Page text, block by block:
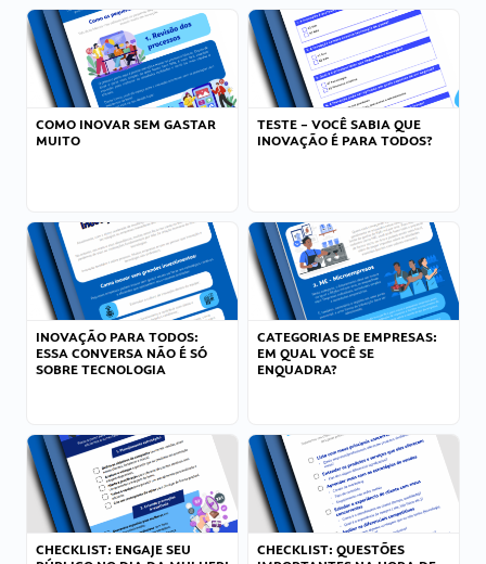
COMO INOVAR SEM GASTAR
MUITO
TESTE – VOCÊ SABIA QUE
INOVAÇÃO É PARA TODOS?
INOVAÇÃO PARA TODOS:
ESSA CONVERSA NÃO É SÓ
SOBRE TECNOLOGIA
CATEGORIAS DE EMPRESAS:
EM QUAL VOCÊ SE
ENQUADRA?
CHECKLIST: ENGAJE SEU
CHECKLIST: QUESTÕES